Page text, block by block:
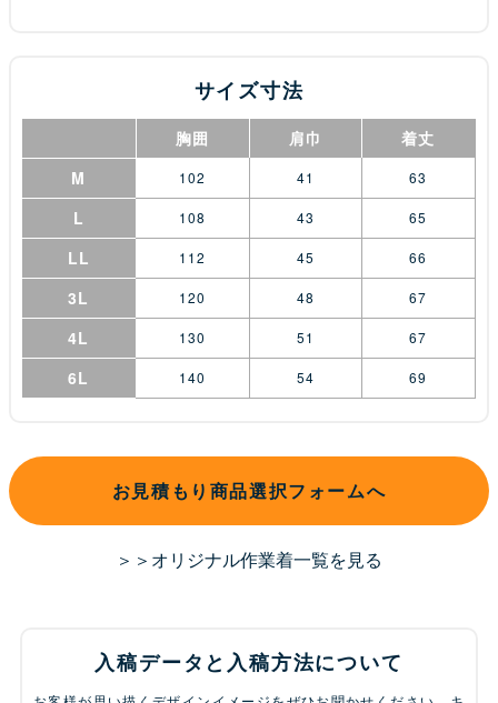
サイズ寸法
胸囲 肩巾
着丈
M
102 41 63
L 108 43 65
LL 112 45 66
3L 120 48 67
4L 130 51 67
6L 140 54 69
お見積もり商品選択フォームへ
＞＞オリジナル作業着一覧を見る
入稿データと入稿方法について